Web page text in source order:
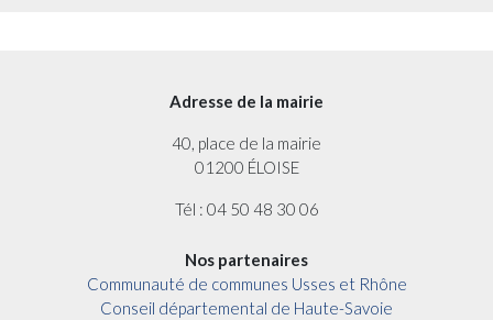
Adresse de la mairie
40, place de la mairie
01200 ÉLOISE
Tél : 04 50 48 30 06
Nos partenaires
Communauté de communes Usses et Rhône
Conseil départemental de Haute-Savoie